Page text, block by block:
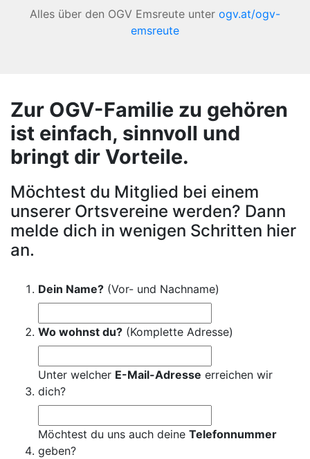
Alles über den OGV Emsreute unter ogv.at/ogv-
emsreute
Zur OGV-Familie zu gehören
ist einfach, sinnvoll und
bringt dir Vorteile.
Möchtest du Mitglied bei einem
unserer Ortsvereine werden? Dann
melde dich in wenigen Schritten hier
an.
Dein Name? (Vor- und Nachname)
Wo wohnst du? (Komplette Adresse)
Unter welcher E-Mail-Adresse erreichen wir
dich?
Möchtest du uns auch deine Telefonnummer
geben?